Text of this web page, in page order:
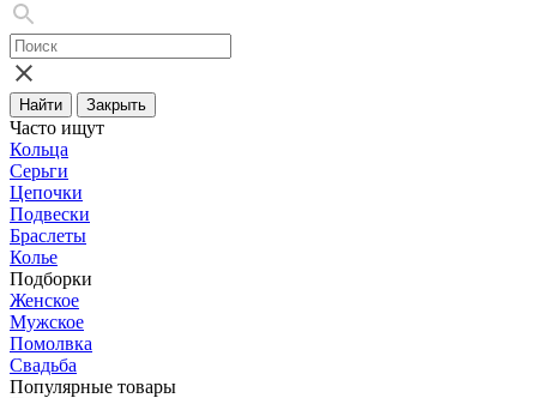
Найти Закрыть
Часто ищут
Кольца
Серьги
Цепочки
Подвески
Браслеты
Колье
Подборки
Женское
Мужское
Помолвка
Свадьба
Популярные товары